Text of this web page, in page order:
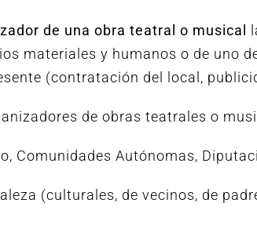
de una obra teatral o musical
materiales y humanos o de uno
(contratación del local,
de obras teatrales o
Comunidades Autónomas,
(culturales, de vecinos, de